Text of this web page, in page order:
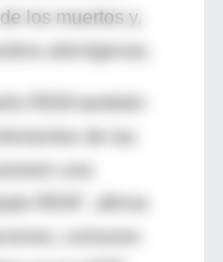
los muertos y,
alienígenas.
de las